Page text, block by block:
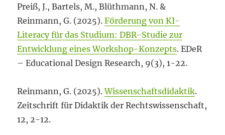
Preiß, J., Bartels, M., Blüthmann, N. &
Reinmann, G. (2025).Förderung von KI-
Literacy für das Studium: DBR-Studie zur
Entwicklung eines Workshop-Konzepts. EDeR
– Educational Design Research, 9(3), 1-22.
Reinmann, G. (2025).Wissenschaftsdidaktik.
Zeitschrift für Didaktik der Rechtswissenschaft,
12, 2-12.